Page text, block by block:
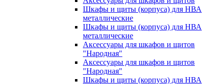
Шкафы и щиты (корпуса) для НВА
металлические
Шкафы и щиты (корпуса) для НВА
металлические
Аксессуары для шкафов и щитов
"Народная"
Аксессуары для шкафов и щитов
"Народная"
Шкафы и щиты (корпуса) для НВА